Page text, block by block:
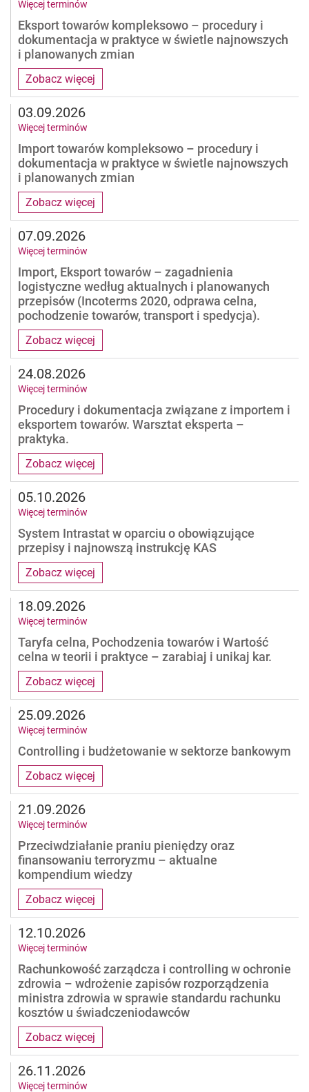
Zobacz więcej
Eksport towarów kompleksowo – procedury i
dokumentacja w praktyce w świetle najnowszych
i planowanych zmian
Więcej terminów
Zobacz więcej
Import towarów kompleksowo – procedury i
dokumentacja w praktyce w świetle najnowszych
i planowanych zmian
03.09.2026
Więcej terminów
Zobacz więcej
Import, Eksport towarów – zagadnienia
logistyczne według aktualnych i planowanych
przepisów (Incoterms 2020, odprawa celna,
pochodzenie towarów, transport i spedycja).
07.09.2026
Więcej terminów
Zobacz więcej
Procedury i dokumentacja związane z importem i
eksportem towarów. Warsztat eksperta –
praktyka.
24.08.2026
Więcej terminów
Zobacz więcej
System Intrastat w oparciu o obowiązujące
przepisy i najnowszą instrukcję KAS
05.10.2026
Więcej terminów
Zobacz więcej
Taryfa celna, Pochodzenia towarów i Wartość
celna w teorii i praktyce – zarabiaj i unikaj kar.
18.09.2026
Więcej terminów
Zobacz więcej
Controlling i budżetowanie w sektorze bankowym
25.09.2026
Więcej terminów
Zobacz więcej
Przeciwdziałanie praniu pieniędzy oraz
finansowaniu terroryzmu – aktualne
kompendium wiedzy
21.09.2026
Więcej terminów
Zobacz więcej
Rachunkowość zarządcza i controlling w ochronie
zdrowia – wdrożenie zapisów rozporządzenia
ministra zdrowia w sprawie standardu rachunku
kosztów u świadczeniodawców
12.10.2026
Więcej terminów
26.11.2026
Więcej terminów